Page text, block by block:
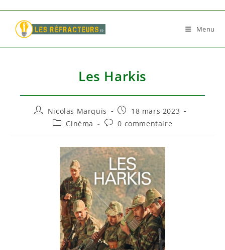
content
Menu
Les Harkis
Auteur/autrice
Nicolas Marquis
Publication
publiée :
18 mars 2023
PostCinéma
Commentaires
publication :
0 commentaire